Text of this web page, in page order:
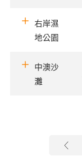
右岸濕
地公園
中澳沙
灘